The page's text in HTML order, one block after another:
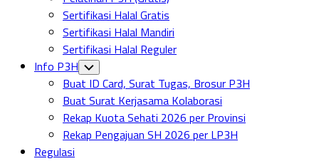
Menu
Sertifikasi Halal Gratis
Sertifikasi Halal Mandiri
Sertifikasi Halal Reguler
Info P3H Toggle
Child
Menu
Buat ID Card, Surat Tugas, Brosur P3H
Buat Surat Kerjasama Kolaborasi
Rekap Kuota Sehati 2026 per Provinsi
Rekap Pengajuan SH 2026 per LP3H
Regulasi